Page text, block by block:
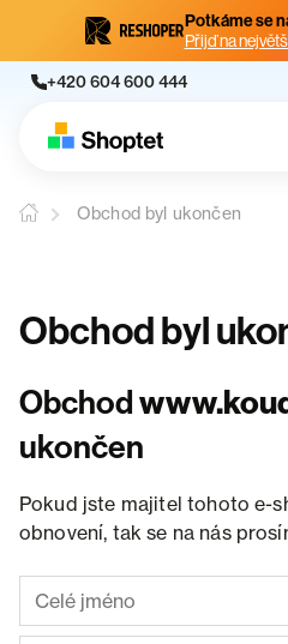
Potkáme se
Přijď na
+420 604 600 444
Obchod byl ukončen
Obchod byl
Obchod
ukončen
Pokud jste majitel tohoto e-
obnovení, tak se na nás